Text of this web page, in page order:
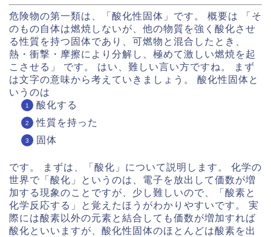
危険物の第一類は、「酸化性固体」です。 概要は 「そ
のもの自体は燃焼しないが、他の物質を強く酸化させ
る性質を持つ固体であり、可燃物と混合したとき、
熱・衝撃・摩擦により分解し、極めて激しい燃焼を起
こさせる」 です。 はい、難しい言い方ですね。 まず
は文字の意味から考えていきましょう。 酸化性固体と
いうのは
酸化する
性質を持った
固体
です。 まずは、「酸化」について説明します。 化学の
世界で「酸化」というのは、電子を放出して価数が増
加する現象のことですが、少し難しいので、「酸素と
化学反応する」と覚えたほうがわかりやすいです。 実
際には酸素以外の元素と結合しても価数が増加すれば
酸化といいますが、酸化性固体のほとんどは酸素を出